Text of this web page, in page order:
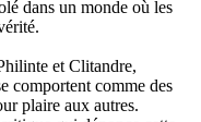
dans un monde où les
et Clitandre,
comportent comme des
plaire aux autres.